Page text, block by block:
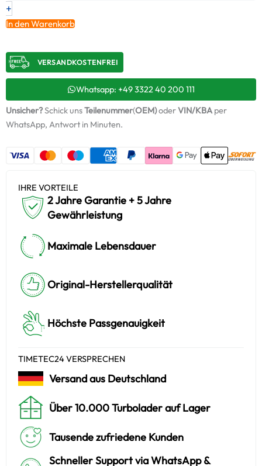
2485352
Menge
+
In den Warenkorb
VERSANDKOSTENFREI​
Whatsapp: +49 3322 40 200 111
Unsicher?Schick unsTeilenummer(OEM)oderVIN/KBAper
WhatsApp, Antwort in Minuten.
IHRE VORTEILE
2 Jahre Garantie + 5 Jahre
Gewährleistung
Maximale Lebensdauer
Original-Herstellerqualität
Höchste Passgenauigkeit
TIMETEC24 VERSPRECHEN
Versand aus Deutschland
Über 10.000 Turbolader auf Lager
Tausende zufriedene Kunden
Schneller Support via WhatsApp &